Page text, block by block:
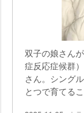
双子の娘さん
症反応症候群
さん。シング
とつで育てる